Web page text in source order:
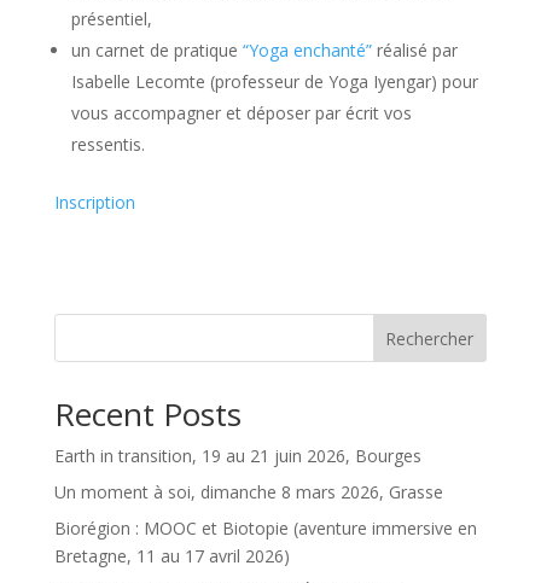
présentiel,
un carnet de pratique “Yoga enchanté”réalisé par
Isabelle Lecomte (professeur de Yoga Iyengar) pour
vous accompagner et déposer par écrit vos
ressentis.
Inscription
Rechercher
Recent Posts
Earth in transition, 19 au 21 juin 2026, Bourges
Un moment à soi, dimanche 8 mars 2026, Grasse
Biorégion : MOOC et Biotopie (aventure immersive en
Bretagne, 11 au 17 avril 2026)